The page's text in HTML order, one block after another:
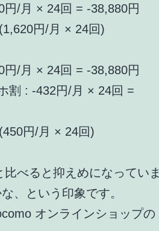
円/月 × 24回 = -38,880円
(1,620円/月 × 24回)
円/月 × 24回 = -38,880円
割 : -432円/月 × 24回 =
(450円/月 × 24回)
べると抑えめになっていま
、という印象です。
オンラインショップの